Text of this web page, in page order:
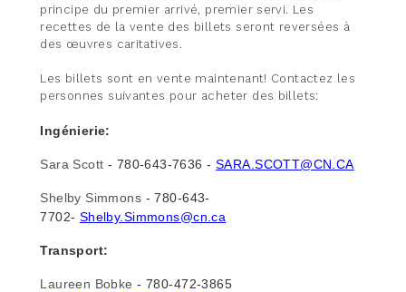
principe du premier arrivé, premier servi. Les
recettes de la vente des billets seront reversées à
des œuvres caritatives.
Les billets sont en vente maintenant! Contactez les
personnes suivantes pour acheter des billets:
Ingénierie:
Sara Scott - 780-643-7636 -SARA.SCOTT@CN.CA
Shelby Simmons - 780-643-
7702- Shelby.Simmons@cn.ca
Transport:
Laureen Bobke- 780-472-3865